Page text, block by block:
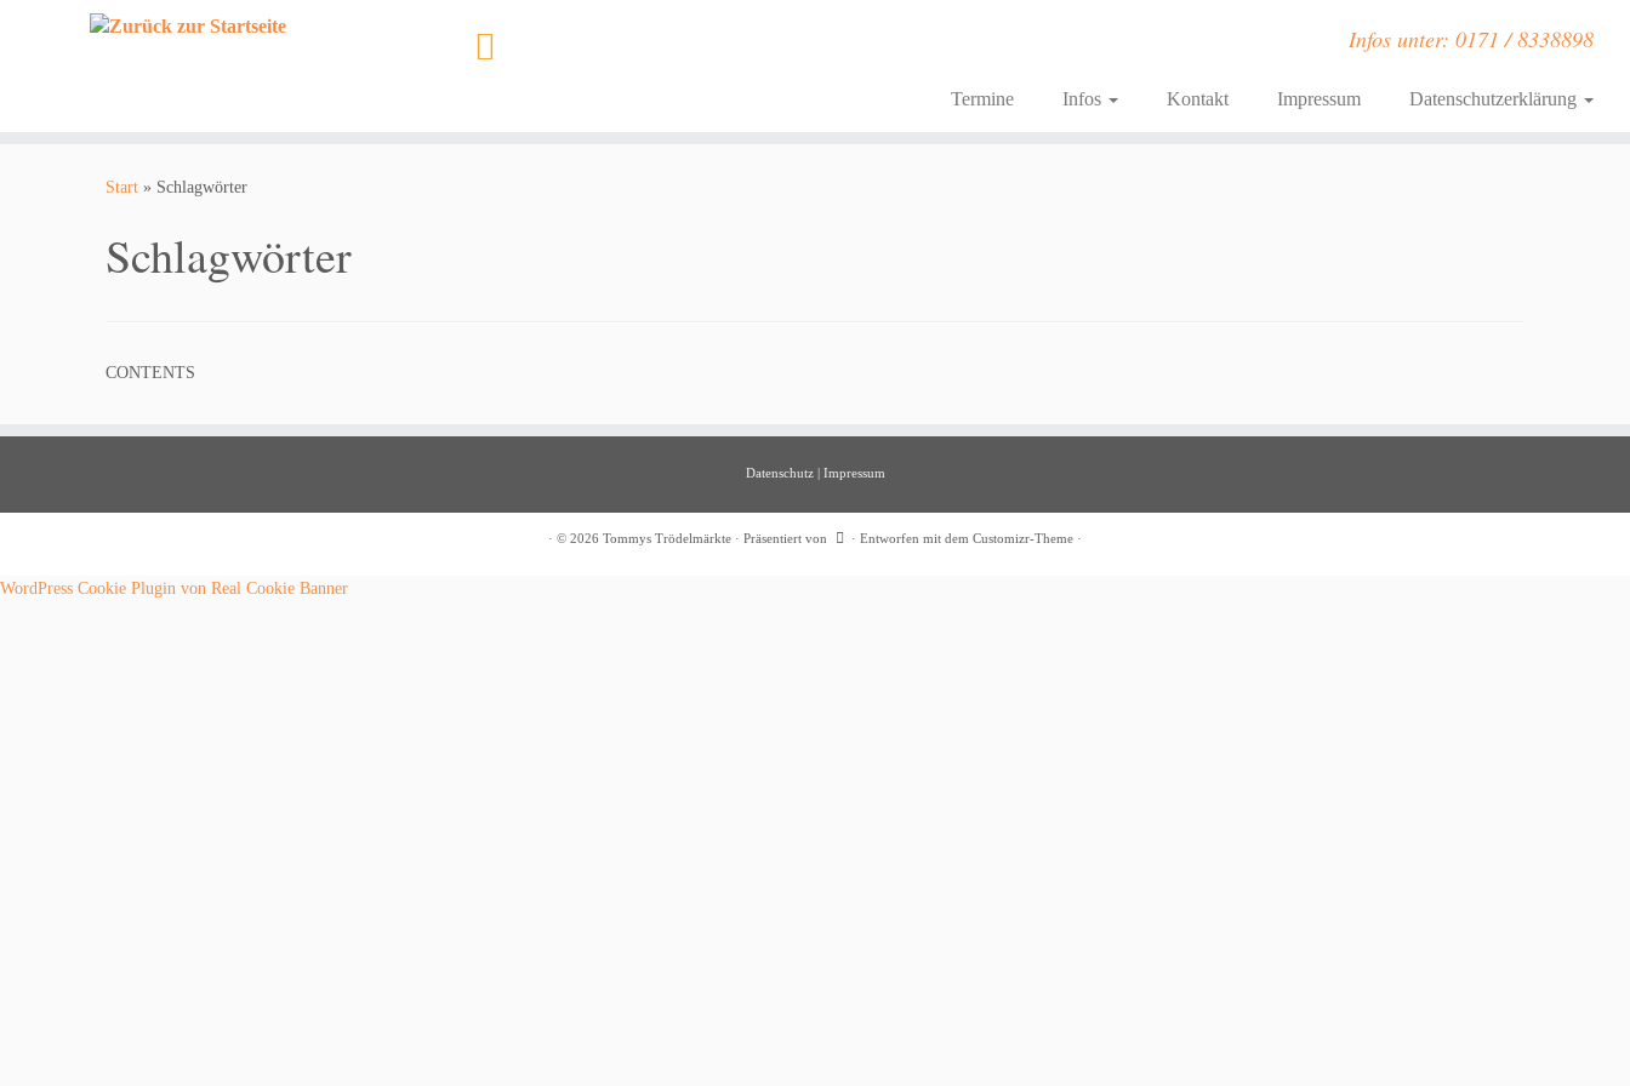
Infos unter: 0171 / 8338898
Termine Infos Kontakt Impressum Datenschutzerklärung
Start » Schlagwörter
Schlagwörter
CONTENTS
Datenschutz| Impressum
· © 2026 Tommys Trödelmärkte · Präsentiert von · Entworfen mit dem Customizr-Theme ·
WordPress Cookie Plugin von Real Cookie Banner